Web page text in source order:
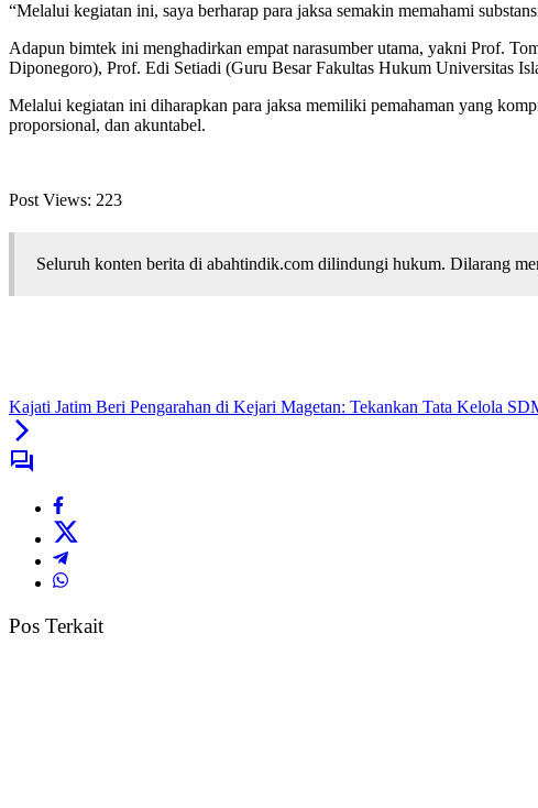
“Melalui kegiatan ini, saya berharap para jaksa semakin memahami
Adapun bimtek ini menghadirkan empat narasumber utama, yakni Prof.
Diponegoro), Prof. Edi Setiadi (Guru Besar Fakultas Hukum Universitas
Melalui kegiatan ini diharapkan para jaksa memiliki pemahaman yang
proporsional, dan akuntabel.
Post Views: 223
Seluruh konten berita di abahtindik.com dilindungi hukum. Dilarang
Kajati Jatim Beri Pengarahan di Kejari Magetan: Tekankan Tata Kelola
Pos Terkait